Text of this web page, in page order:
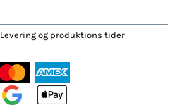
Levering og produktions tider